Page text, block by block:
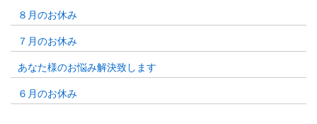
８月のお休み
７月のお休み
あなた様のお悩み解決致します
６月のお休み